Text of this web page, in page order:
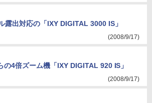
露出対応の「IXY DIGITAL 3000 IS」
(2008/9/17)
の4倍ズーム機「IXY DIGITAL 920 IS」
(2008/9/17)